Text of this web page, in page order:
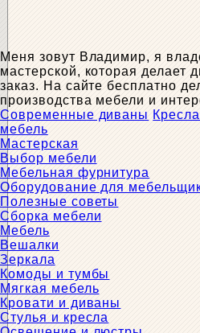
Меня зовут Владимир, я
мастерской, которая делает
заказ. На сайте бесплатно
производства мебели и
Современные диваны
мебель
Мастерская
Выбор мебели
Мебельная фурнитура
Оборудование для
Полезные советы
Сборка мебели
Мебель
Вешалки
Зеркала
Комоды и тумбы
Мягкая мебель
Кровати и диваны
Стулья и кресла